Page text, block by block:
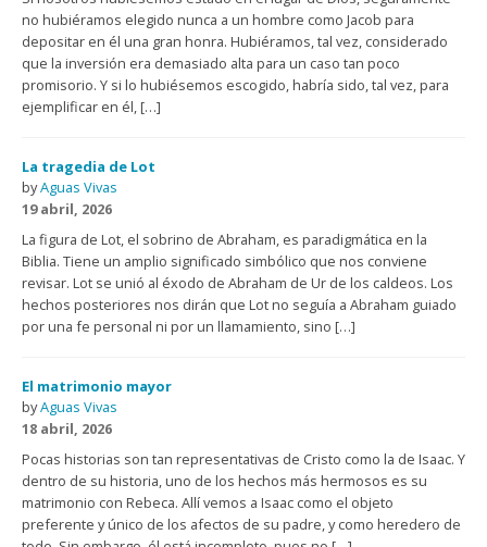
no hubiéramos elegido nunca a un hombre como Jacob para
depositar en él una gran honra. Hubiéramos, tal vez, considerado
que la inversión era demasiado alta para un caso tan poco
promisorio. Y si lo hubiésemos escogido, habría sido, tal vez, para
ejemplificar en él, […]
La tragedia de Lot
byAguas Vivas
19 abril, 2026
La figura de Lot, el sobrino de Abraham, es paradigmática en la
Biblia. Tiene un amplio significado simbólico que nos conviene
revisar. Lot se unió al éxodo de Abraham de Ur de los caldeos. Los
hechos posteriores nos dirán que Lot no seguía a Abraham guiado
por una fe personal ni por un llamamiento, sino […]
El matrimonio mayor
byAguas Vivas
18 abril, 2026
Pocas historias son tan representativas de Cristo como la de Isaac. Y
dentro de su historia, uno de los hechos más hermosos es su
matrimonio con Rebeca. Allí vemos a Isaac como el objeto
preferente y único de los afectos de su padre, y como heredero de